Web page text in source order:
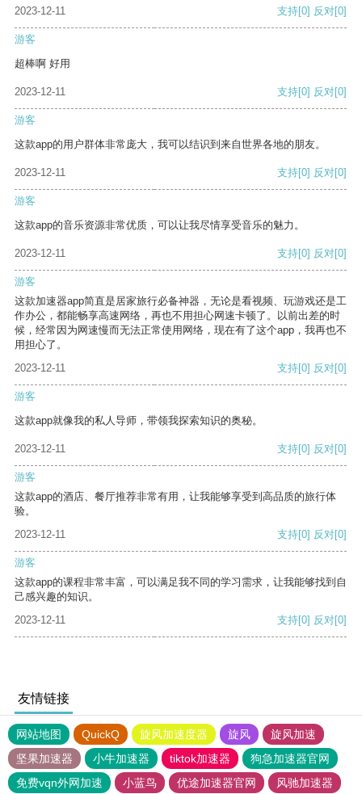
2023-12-11
支持[0] 反对[0]
游客
超棒啊 好用
2023-12-11 支持[0] 反对[0]
游客
这款app的用户群体非常庞大，我可以结识到来自世界各地的朋友。
2023-12-11 支持[0] 反对[0]
游客
这款app的音乐资源非常优质，可以让我尽情享受音乐的魅力。
2023-12-11 支持[0] 反对[0]
游客
这款加速器app简直是居家旅行必备神器，无论是看视频、玩游戏还是工
作办公，都能畅享高速网络，再也不用担心网速卡顿了。以前出差的时
候，经常因为网速慢而无法正常使用网络，现在有了这个app，我再也不
用担心了。
2023-12-11
支持[0] 反对[0]
游客
这款app就像我的私人导师，带领我探索知识的奥秘。
2023-12-11 支持[0] 反对[0]
游客
这款app的酒店、餐厅推荐非常有用，让我能够享受到高品质的旅行体
验。
2023-12-11
支持[0] 反对[0]
游客
这款app的课程非常丰富，可以满足我不同的学习需求，让我能够找到自
己感兴趣的知识。
2023-12-11
支持[0] 反对[0]
友情链接
网站地图 QuickQ 旋风加速度器 旋风
旋风加速
坚果加速器
小牛加速器 tiktok加速器
狗急加速器官网
免费vqn外网加速
小蓝鸟 优途加速器官网 风驰加速器